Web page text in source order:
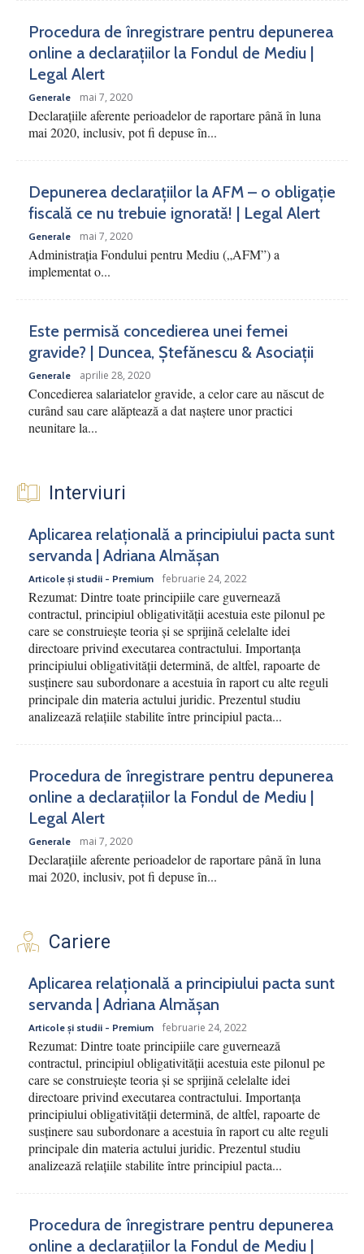
Procedura de înregistrare pentru depunerea
online a declarațiilor la Fondul de Mediu |
Legal Alert
Generale mai 7, 2020
Declarațiile aferente perioadelor de raportare până în luna
mai 2020, inclusiv, pot fi depuse în...
Depunerea declarațiilor la AFM – o obligație
fiscală ce nu trebuie ignorată! | Legal Alert
Generale mai 7, 2020
Administrația Fondului pentru Mediu („AFM”) a
implementat o...
Este permisă concedierea unei femei
gravide? | Duncea, Ștefănescu & Asociații
Generale aprilie 28, 2020
Concedierea salariatelor gravide, a celor care au născut de
curând sau care alăptează a dat naștere unor practici
neunitare la...
Interviuri
Aplicarea relațională a principiului pacta sunt
servanda | Adriana Almășan
Articole și studii - Premium februarie 24, 2022
Rezumat: Dintre toate principiile care guvernează
contractul, principiul obligativității acestuia este pilonul pe
care se construiește teoria și se sprijină celelalte idei
directoare privind executarea contractului. Importanța
principiului obligativității determină, de altfel, rapoarte de
susținere sau subordonare a acestuia în raport cu alte reguli
principale din materia actului juridic. Prezentul studiu
analizează relațiile stabilite între principiul pacta...
Procedura de înregistrare pentru depunerea
online a declarațiilor la Fondul de Mediu |
Legal Alert
Generale mai 7, 2020
Declarațiile aferente perioadelor de raportare până în luna
mai 2020, inclusiv, pot fi depuse în...
Cariere
Aplicarea relațională a principiului pacta sunt
servanda | Adriana Almășan
Articole și studii - Premium februarie 24, 2022
Rezumat: Dintre toate principiile care guvernează
contractul, principiul obligativității acestuia este pilonul pe
care se construiește teoria și se sprijină celelalte idei
directoare privind executarea contractului. Importanța
principiului obligativității determină, de altfel, rapoarte de
susținere sau subordonare a acestuia în raport cu alte reguli
principale din materia actului juridic. Prezentul studiu
analizează relațiile stabilite între principiul pacta...
Procedura de înregistrare pentru depunerea
online a declarațiilor la Fondul de Mediu |